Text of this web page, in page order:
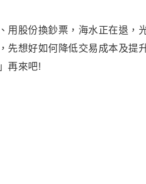
、用股份換鈔票 ，海水正在退 ，
，先想好如何降低交易成本及提
」 再來吧!